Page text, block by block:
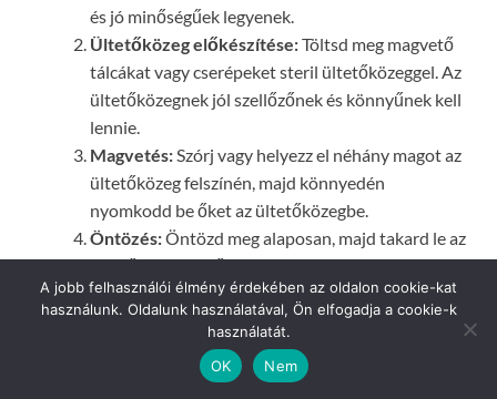
és jó minőségűek legyenek.
Ültetőközeg előkészítése:Töltsd meg magvető
tálcákat vagy cserépeket steril ültetőközeggel. Az
ültetőközegnek jól szellőzőnek és könnyűnek kell
lennie.
Magvetés: Szórj vagy helyezz el néhány magot az
ültetőközeg felszínén, majd könnyedén
nyomkodd be őket az ültetőközegbe.
Öntözés:Öntözd meg alaposan, majd takard le az
ültetőközeget műanyag fóliával vagy üveglappal,
hogy megőrizd a nedvességet.
Hajtások megjelenése:A magokból általában
néhány hét alatt megjelennek az első hajtások.
Hajtások szaporítása:Amikor a hajtások elég
A jobb felhasználói élmény érdekében az oldalon cookie-kat
használunk. Oldalunk használatával, Ön elfogadja a cookie-k
használatát.
OK
Nem